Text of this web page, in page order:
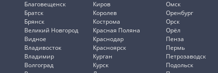
Благовещенск
Братск
Брянск
Великий Новгород
Видное
Владивосток
Владимир
Волгоград
Киров
Королев
Кострома
Красная Поляна
Краснодар
Красноярск
Курган
Курск
Омск
Оренбург
Орск
Орёл
Пенза
Пермь
Петрозаводск
Подольск